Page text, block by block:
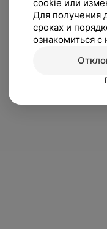
cookie или
Для получения
сроках и
ознакомиться с